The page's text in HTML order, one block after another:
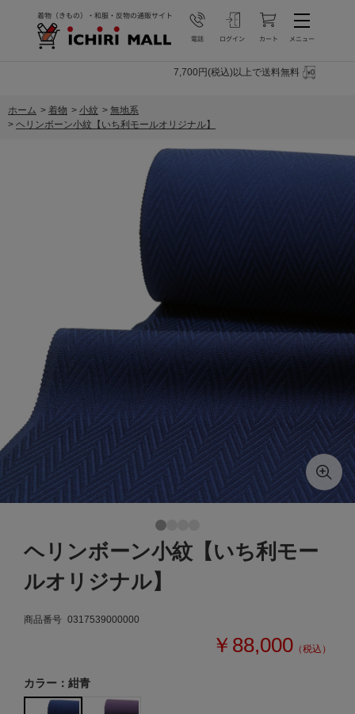
7,700円(税込)以上で送料無料
ホーム > 着物 > 小紋 > 無地系
> ヘリンボーン小紋【いち利モールオリジナル】
ヘリンボーン小紋【いち利モー
ルオリジナル】
商品番号 0317539000000
￥88,000 （税込）
カラー：紺青